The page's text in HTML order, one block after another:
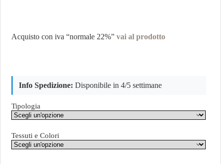
Acquisto con iva “normale 22%”vai al prodotto
Info Spedizione: Disponibile in 4/5 settimane
Tipologia
Tessuti e Colori